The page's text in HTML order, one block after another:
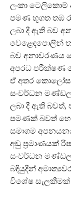
ලංකා
පමණ භූගත තඹ
ලබා දී ඇති බව
වෙළෙඳපොලින්
බව අනාවරණය
අපරධ පරීක්ෂණ
ඒ අතර
සංවර්ධන
ලබා දී ඇති බවත්,
පමණක් බවත්
සමාගම
අඩු ප්‍රමාණයක්
සංවර්ධන
බදියුදීන්
විශේෂ